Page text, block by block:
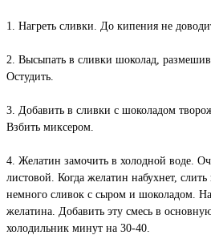
1. Нагреть сливки. До кипения не
2. Высыпать в сливки шоколад,
Остудить.
3. Добавить в сливки с шоколадом
Взбить миксером.
4. Желатин замочить в холодной воде.
листовой. Когда желатин набухнет,
немного сливок с сыром и шоколадом.
желатина. Добавить эту смесь в
холодильник минут на 30-40.